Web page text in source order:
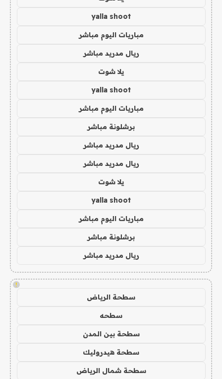
yalla shoot
مباريات اليوم مباشر
ريال مدريد مباشر
يلا شوت
yalla shoot
مباريات اليوم مباشر
برشلونة مباشر
ريال مدريد مباشر
ريال مدريد مباشر
يلا شوت
yalla shoot
مباريات اليوم مباشر
برشلونة مباشر
ريال مدريد مباشر
!
سطحة الرياض
سطحه
سطحة بين المدن
سطحة هيدروليك
سطحة شمال الرياض